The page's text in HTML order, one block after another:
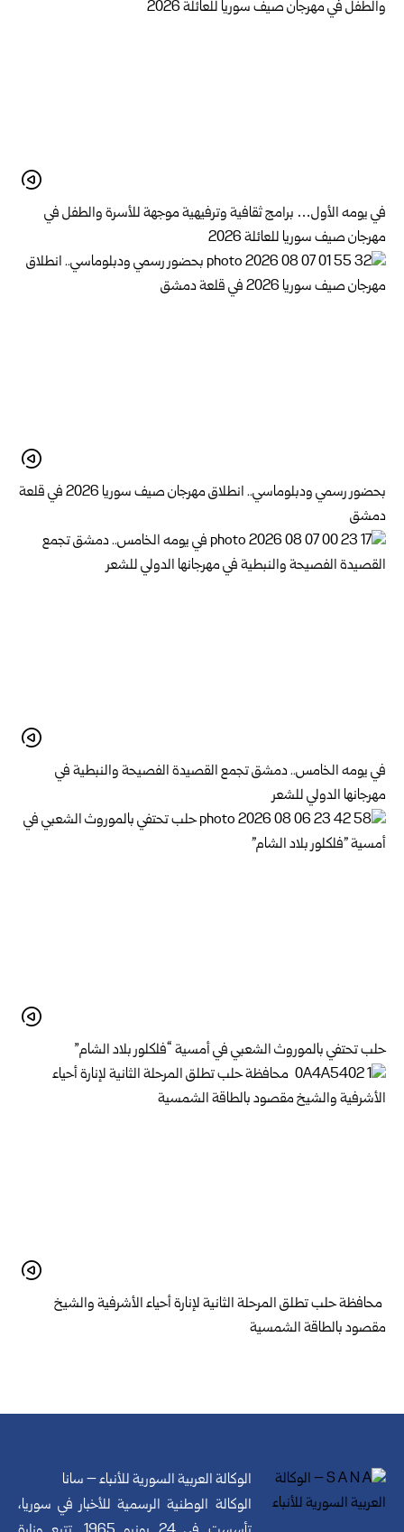
في يومه الأول… برامج ثقافية وترفيهية موجهة للأسرة والطفل في
مهرجان صيف سوريا للعائلة 2026
بحضور رسمي ودبلوماسي.. انطلاق مهرجان صيف سوريا 2026 في قلعة
دمشق
في يومه الخامس.. دمشق تجمع القصيدة الفصيحة والنبطية في
مهرجانها الدولي للشعر
حلب تحتفي بالموروث الشعبي في أمسية “فلكلور بلاد الشام”
محافظة حلب تطلق المرحلة الثانية لإنارة أحياء الأشرفية والشيخ
مقصود بالطاقة الشمسية
الوكالة العربية السورية للأنباء – سانا
الوكالة الوطنية الرسمية للأخبار في سوريا،